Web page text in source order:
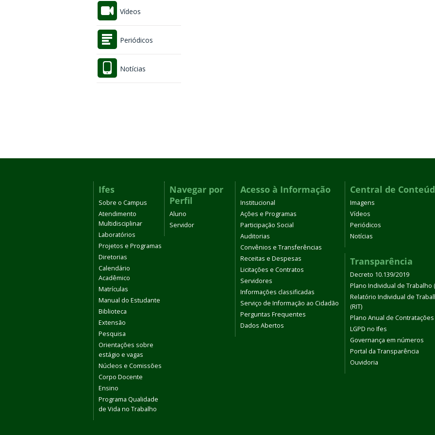
Vídeos
Periódicos
Notícias
Ifes
Sobre o Campus
Atendimento
Multidisciplinar
Laboratórios
Projetos e Programas
Diretorias
Calendário
Acadêmico
Matrículas
Manual do Estudante
Biblioteca
Extensão
Pesquisa
Orientações sobre
estágio e vagas
Núcleos e Comissões
Corpo Docente
Ensino
Programa Qualidade
de Vida no Trabalho
Navegar por
Perfil
Aluno
Servidor
Acesso à Informação
Institucional
Ações e Programas
Participação Social
Auditorias
Convênios e Transferências
Receitas e Despesas
Licitações e Contratos
Servidores
Informações classificadas
Serviço de Informação ao Cidadão
Perguntas Frequentes
Dados Abertos
Central de
Imagens
Vídeos
Periódicos
Notícias
Transparência
Decreto 10.139/2019
Plano Individual de Trabalho
Relatório Individual de
(RIT)
Plano Anual de Contratações
LGPD no Ifes
Governança em números
Portal da Transparência
Ouvidoria